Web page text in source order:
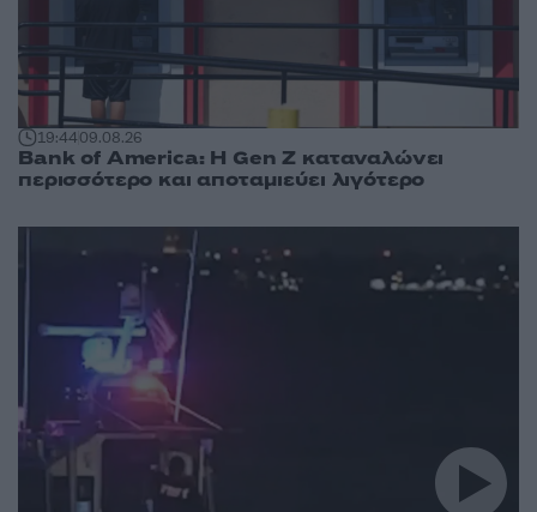
19:4409.08.26
Bank of America: Η Gen Z καταναλώνει
περισσότερο και αποταμιεύει λιγότερο